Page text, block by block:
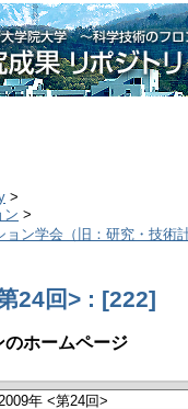
>
ン >
ョン学会（旧：研究・技術
24回> : [222]
のホームページ